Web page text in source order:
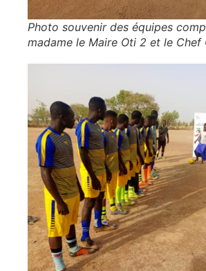
Photo souvenir des équipes
madame le Maire Oti 2 et le Chef